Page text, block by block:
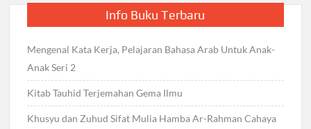
Info Buku Terbaru
Mengenal Kata Kerja, Pelajaran Bahasa Arab Untuk Anak-
Anak Seri 2
Kitab Tauhid Terjemahan Gema Ilmu
Khusyu dan Zuhud Sifat Mulia Hamba Ar-Rahman Cahaya